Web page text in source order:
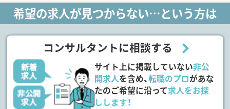
希望の求人が見つからない…という方は
コンサルタントに相談する
サイト上に掲載していない非公
開求人を含め、転職のプロがあな
たのご希望に沿って求人をお探
しします！